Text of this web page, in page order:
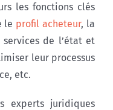
les fonctions clés
le profil acheteur, la
de l’état et
leur processus
etc.
experts juridiques